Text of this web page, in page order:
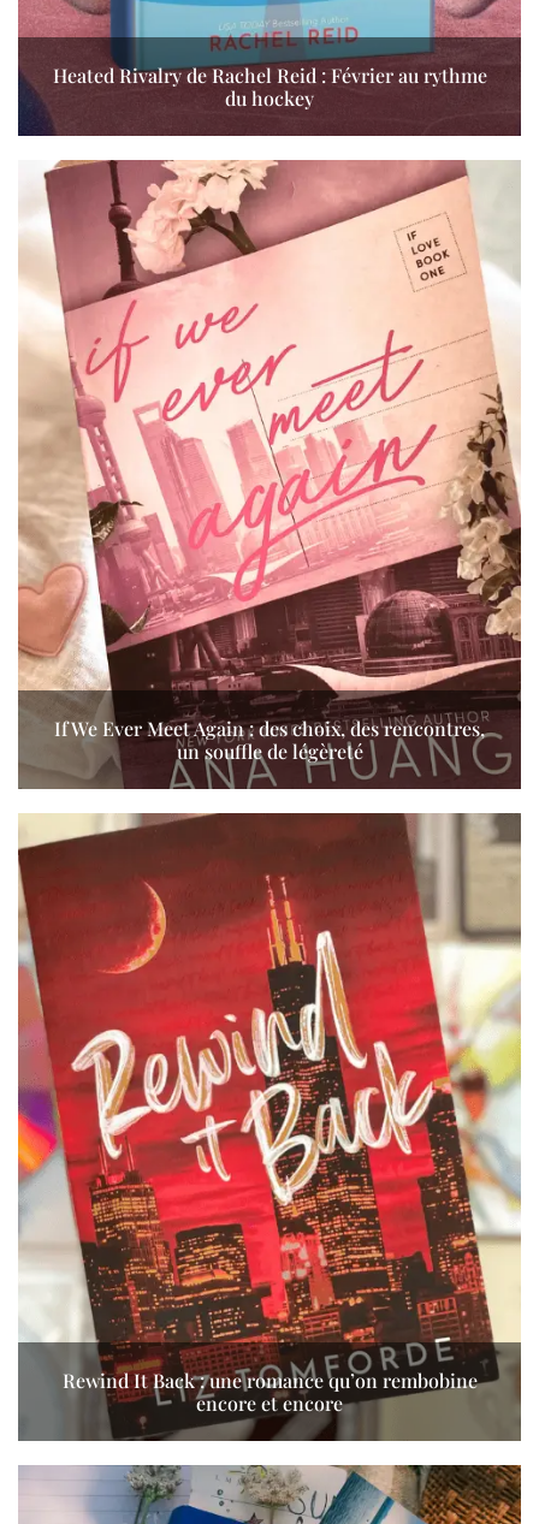
Heated Rivalry de Rachel Reid : Février au rythme
du hockey
If We Ever Meet Again : des choix, des rencontres,
un souffle de légèreté
Rewind It Back : une romance qu’on rembobine
encore et encore